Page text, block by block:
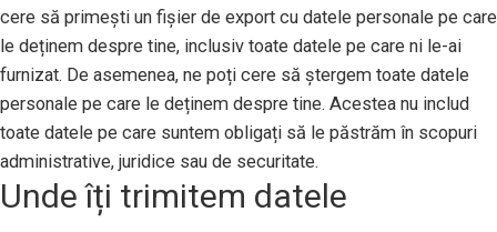
cere să primești un fișier de export cu datele personale pe care
le deținem despre tine, inclusiv toate datele pe care ni le-ai
furnizat. De asemenea, ne poți cere să ștergem toate datele
personale pe care le deținem despre tine. Acestea nu includ
toate datele pe care suntem obligați să le păstrăm în scopuri
administrative, juridice sau de securitate.
Unde îți trimitem datele